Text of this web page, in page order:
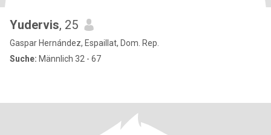
Yudervis, 25
Gaspar Hernández, Espaillat, Dom. Rep.
Suche: Männlich 32 - 67